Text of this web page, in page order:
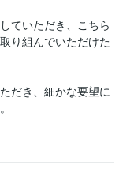
ていただき、こちら
り組んでいただけた
だき、細かな要望に